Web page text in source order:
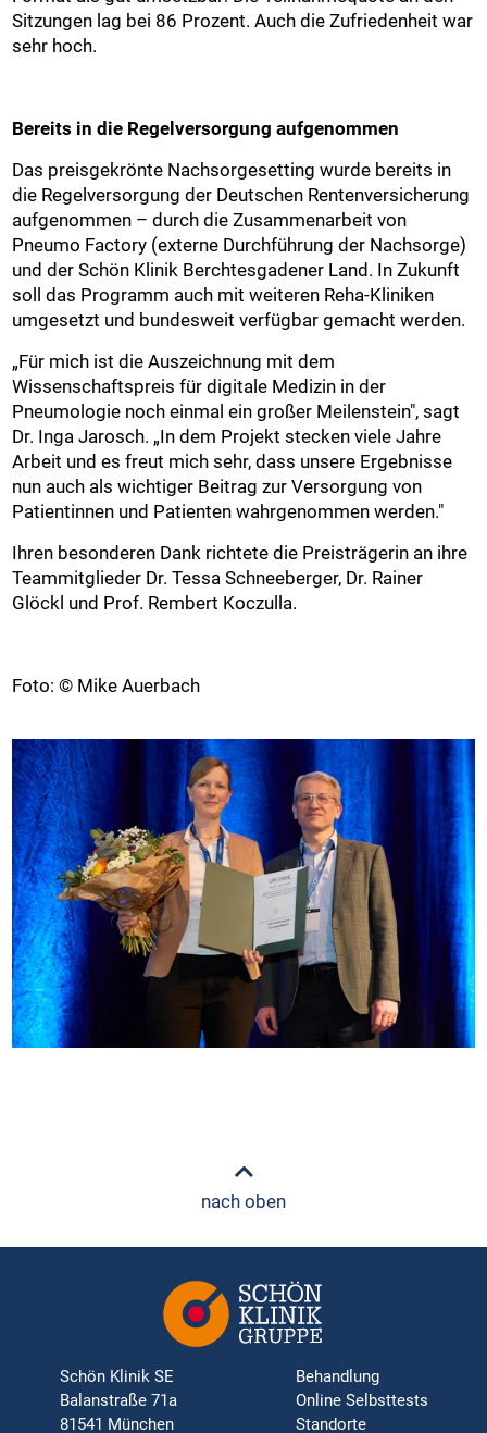
Sitzungen lag bei 86 Prozent. Auch die Zufriedenheit war
sehr hoch.
Bereits in die Regelversorgung aufgenommen
Das preisgekrönte Nachsorgesetting wurde bereits in
die Regelversorgung der Deutschen Rentenversicherung
aufgenommen – durch die Zusammenarbeit von
Pneumo Factory (externe Durchführung der Nachsorge)
und der Schön Klinik Berchtesgadener Land. In Zukunft
soll das Programm auch mit weiteren Reha-Kliniken
umgesetzt und bundesweit verfügbar gemacht werden.
„Für mich ist die Auszeichnung mit dem
Wissenschaftspreis für digitale Medizin in der
Pneumologie noch einmal ein großer Meilenstein", sagt
Dr. Inga Jarosch. „In dem Projekt stecken viele Jahre
Arbeit und es freut mich sehr, dass unsere Ergebnisse
nun auch als wichtiger Beitrag zur Versorgung von
Patientinnen und Patienten wahrgenommen werden."
Ihren besonderen Dank richtete die Preisträgerin an ihre
Teammitglieder Dr. Tessa Schneeberger, Dr. Rainer
Glöckl und Prof. Rembert Koczulla.
Foto: © Mike Auerbach
nach oben
Schön Klinik SE
Balanstraße 71a
81541 München
Behandlung
Online Selbsttests
Standorte